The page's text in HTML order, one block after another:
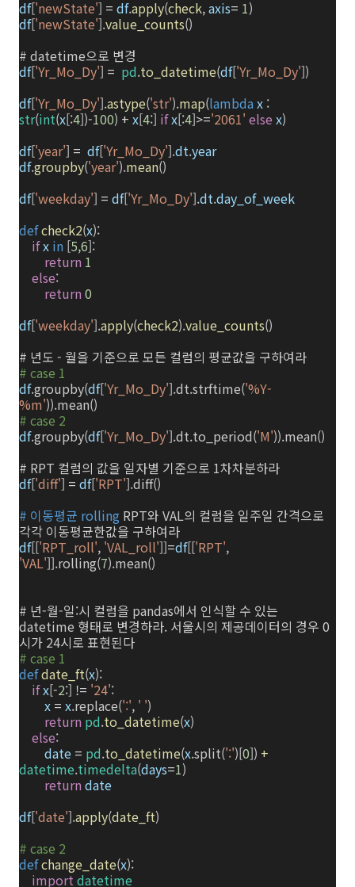
df['newState'] = df.apply(check,axis= 1)
df['newState'].value_counts()
# datetime으로 변경
df['Yr_Mo_Dy'] = pd.to_datetime(df['Yr_Mo_Dy'])
df['Yr_Mo_Dy'].astype('str').map(lambdax :
str(int(x[:4])-100) + x[4:] ifx[:4]>='2061' else x)
df['year'] = df['Yr_Mo_Dy'].dt.year
df.groupby('year').mean()
df['weekday'] = df['Yr_Mo_Dy'].dt.day_of_week
defcheck2(x):
ifx in [5,6]:
return 1
else:
return 0
df['weekday'].apply(check2).value_counts()
# 년도 - 월을 기준으로 모든 컬럼의 평균값을 구하여라
# case 1
df.groupby(df['Yr_Mo_Dy'].dt.strftime('%Y-
%m')).mean()
# case 2
df.groupby(df['Yr_Mo_Dy'].dt.to_period('M')).mean()
# RPT 컬럼의 값을 일자별 기준으로 1차차분하라
df['diff'] = df['RPT'].diff()
# 이동평균 rolling RPT와 VAL의 컬럼을 일주일 간격으로
각각 이동평균한값을 구하여라
df[['RPT_roll', 'VAL_roll']]=df[['RPT',
'VAL']].rolling(7).mean()
# 년-월-일:시 컬럼을 pandas에서 인식할 수 있는
datetime 형태로 변경하라. 서울시의 제공데이터의 경우 0
시가 24시로 표현된다
# case 1
defdate_ft(x):
ifx[-2:] != '24':
x = x.replace(':', ' ')
return pd.to_datetime(x)
else:
date = pd.to_datetime(x.split(':')[0]) +
datetime.timedelta(days=1)
return date
df['date'].apply(date_ft)
# case 2
defchange_date(x):
import datetime